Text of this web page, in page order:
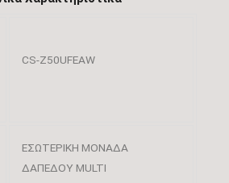
CS-Z50UFEAW
ΕΣΩΤΕΡΙΚΗ ΜΟΝΑΔΑ
ΔΑΠΕΔΟΥ MULTI